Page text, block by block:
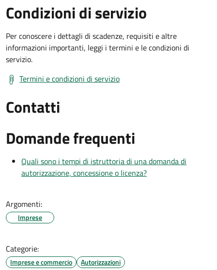
Condizioni di servizio
Per conoscere i dettagli di scadenze, requisiti e altre
informazioni importanti, leggi i termini e le condizioni di
servizio.
Termini e condizioni di servizio
Contatti
Domande frequenti
Quali sono i tempi di istruttoria di una domanda di
autorizzazione, concessione o licenza?
Argomenti:
Imprese
Categorie:
Imprese e commercio Autorizzazioni